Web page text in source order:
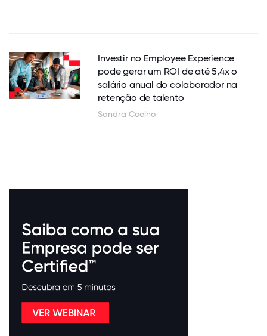
Investir no Employee Experience
pode gerar um ROI de até 5,4x o
salário anual do colaborador na
retenção de talento
Sandra Coelho